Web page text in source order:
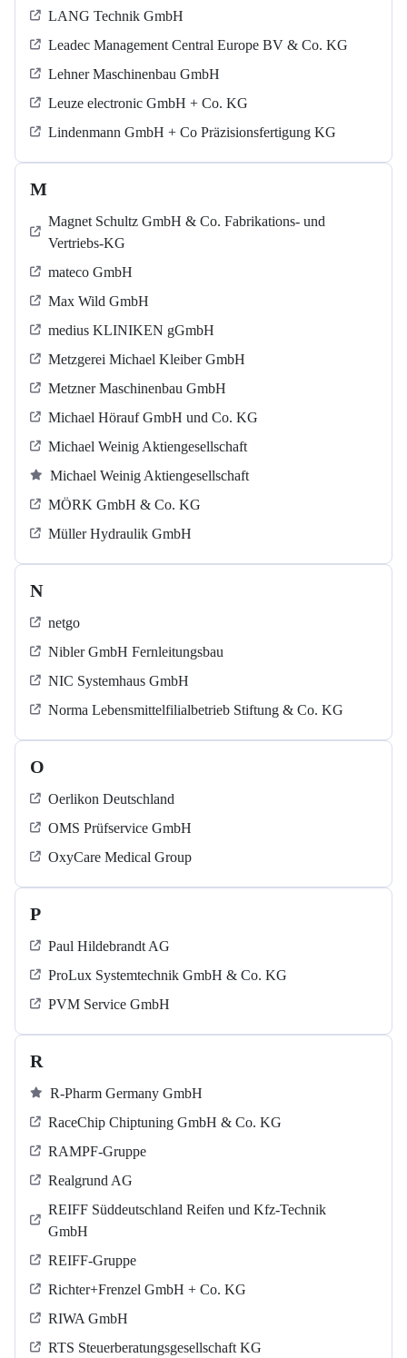
LANG Technik GmbH
Leadec Management Central Europe BV & Co. KG
Lehner Maschinenbau GmbH
Leuze electronic GmbH + Co. KG
Lindenmann GmbH + Co Präzisionsfertigung KG
M
Magnet Schultz GmbH & Co. Fabrikations- und
Vertriebs-KG
mateco GmbH
Max Wild GmbH
medius KLINIKEN gGmbH
Metzgerei Michael Kleiber GmbH
Metzner Maschinenbau GmbH
Michael Hörauf GmbH und Co. KG
Michael Weinig Aktiengesellschaft
Michael Weinig Aktiengesellschaft
MÖRK GmbH & Co. KG
Müller Hydraulik GmbH
N
netgo
Nibler GmbH Fernleitungsbau
NIC Systemhaus GmbH
Norma Lebensmittelfilialbetrieb Stiftung & Co. KG
O
Oerlikon Deutschland
OMS Prüfservice GmbH
OxyCare Medical Group
P
Paul Hildebrandt AG
ProLux Systemtechnik GmbH & Co. KG
PVM Service GmbH
R
R-Pharm Germany GmbH
RaceChip Chiptuning GmbH & Co. KG
RAMPF-Gruppe
Realgrund AG
REIFF Süddeutschland Reifen und Kfz-Technik
GmbH
REIFF-Gruppe
Richter+Frenzel GmbH + Co. KG
RIWA GmbH
RTS Steuerberatungsgesellschaft KG